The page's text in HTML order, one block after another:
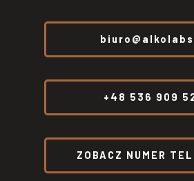
+48 536 909
ZOBACZ NUMER